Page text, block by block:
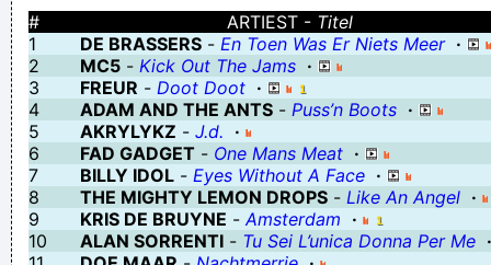
LADOSTA NDUBNDA OFLERTS!!
Ik denk dat ik een kater heb dankzij de adem van een flink
aangeschoten persoon... Koppijn!
Whiteboardcriminaliteit
Ik ben naar een zelfhulpgroep voor anorexiapatiënten geweest.
De opkomst was nogal mager.
Als Trump zijn kop een WC was ging ik in het veld schijten .
Missch klopt het niet. Maar dat vertel je me zondagav? Werkte je
#
ARTIEST - Titel
1
DE BRASSERS - En Toen Was Er Niets Meer ·
2
MC5 - Kick Out The Jams ·
3
FREUR - Doot Doot ·
4
ADAM AND THE ANTS - Puss’n Boots ·
5
AKRYLYKZ - J.d. ·
6
FAD GADGET - One Mans Meat ·
7
BILLY IDOL - Eyes Without A Face ·
8
THE MIGHTY LEMON DROPS - Like An Angel ·
9
KRIS DE BRUYNE -Amsterdam ·
10
ALAN SORRENTI - Tu Sei L’unica Donna Per Me ·